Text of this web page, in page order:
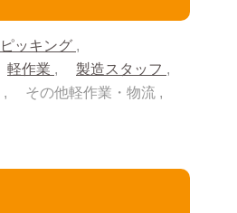
ピッキング
軽作業
製造スタッフ
その他軽作業・物流